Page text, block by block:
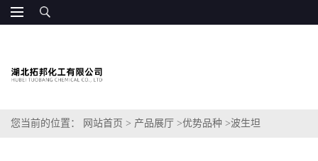
您当前的位置： 网站首页 > 产品展厅 >优势品种 >波生坦